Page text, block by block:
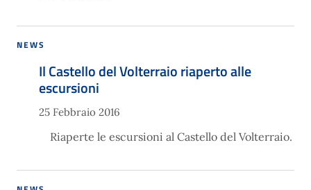
NEWS
Il Castello del Volterraio riaperto alle
escursioni
25 Febbraio 2016
Riaperte le escursioni al Castello del Volterraio.